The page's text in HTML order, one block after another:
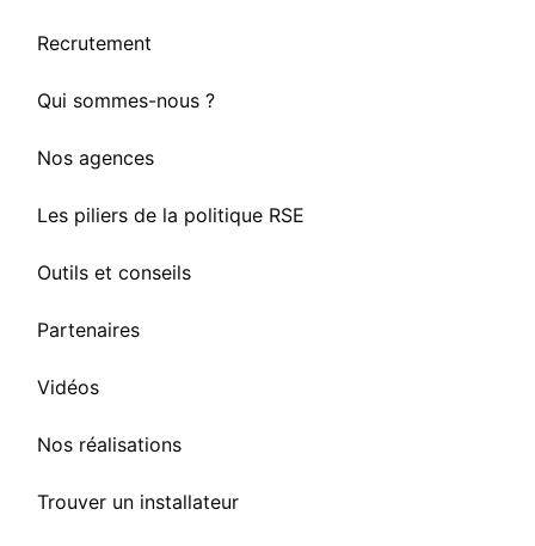
Recrutement
Qui sommes-nous ?
Nos agences
Les piliers de la politique RSE
Outils et conseils
Partenaires
Vidéos
Nos réalisations
Trouver un installateur